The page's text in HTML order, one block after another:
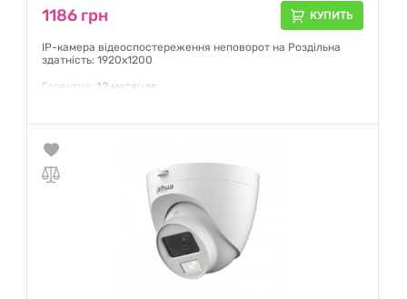
1186 грн КУПИТЬ
IP-камера відеоспостереження неповорот на Роздільна
здатність: 1920x1200
Гарантия: 12 месяцев